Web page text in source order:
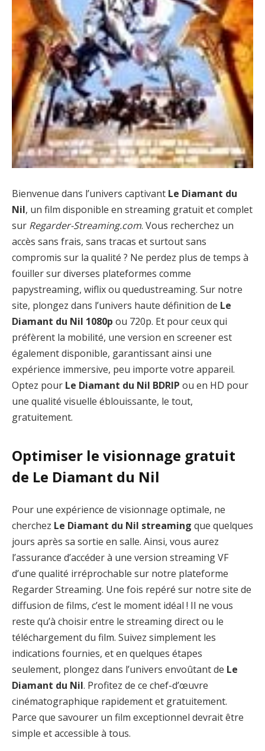
Bienvenue dans l’univers captivant Le Diamant du
Nil, un film disponible en streaming gratuit et complet
sur Regarder-Streaming.com. Vous recherchez un
accès sans frais, sans tracas et surtout sans
compromis sur la qualité ? Ne perdez plus de temps à
fouiller sur diverses plateformes comme
papystreaming, wiflix ou quedustreaming. Sur notre
site, plongez dans l’univers haute définition de Le
Diamant du Nil 1080p ou 720p. Et pour ceux qui
préfèrent la mobilité, une version en screener est
également disponible, garantissant ainsi une
expérience immersive, peu importe votre appareil.
Optez pour Le Diamant du Nil BDRIP ou en HD pour
une qualité visuelle éblouissante, le tout,
gratuitement.
Optimiser le visionnage gratuit
de Le Diamant du Nil
Pour une expérience de visionnage optimale, ne
cherchez Le Diamant du Nil streaming que quelques
jours après sa sortie en salle. Ainsi, vous aurez
l’assurance d’accéder à une version streaming VF
d’une qualité irréprochable sur notre plateforme
Regarder Streaming. Une fois repéré sur notre site de
diffusion de films, c’est le moment idéal ! Il ne vous
reste qu’à choisir entre le streaming direct ou le
téléchargement du film. Suivez simplement les
indications fournies, et en quelques étapes
seulement, plongez dans l’univers envoûtant de Le
Diamant du Nil. Profitez de ce chef-d’œuvre
cinématographique rapidement et gratuitement.
Parce que savourer un film exceptionnel devrait être
simple et accessible à tous.